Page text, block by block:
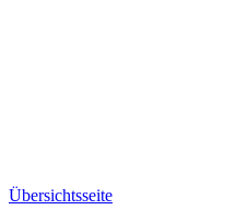
Übersichtsseite